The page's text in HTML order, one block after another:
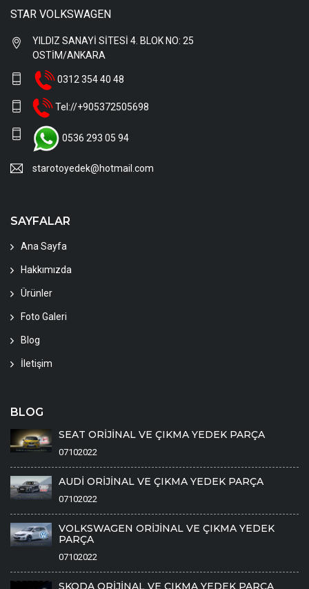
STAR VOLKSWAGEN
YILDIZ SANAYİ SİTESİ 4. BLOK NO: 25
OSTİM/ANKARA
0312 354 40 48
Tel://+905372505698
0536 293 05 94
starotoyedek@hotmail.com
SAYFALAR
Ana Sayfa
Hakkımızda
Ürünler
Foto Galeri
Blog
İletişim
BLOG
SEAT ORİJİNAL VE ÇIKMA YEDEK PARÇA
07102022
AUDİ ORİJİNAL VE ÇIKMA YEDEK PARÇA
07102022
VOLKSWAGEN ORİJİNAL VE ÇIKMA YEDEK
PARÇA
07102022
SKODA ORİJİNAL VE ÇIKMA YEDEK PARÇA